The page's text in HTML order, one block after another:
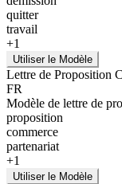
quitter
travail
+1
Utiliser le Modèle
Lettre de Proposition
FR
Modèle de lettre de
proposition
commerce
partenariat
+1
Utiliser le Modèle